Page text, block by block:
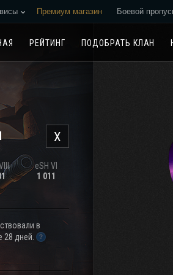
Премиум магазин Боевой
РЕЙТИНГ ПОДОБРАТЬ КЛАН
X
eSH VI
1 011
в
28 дней.